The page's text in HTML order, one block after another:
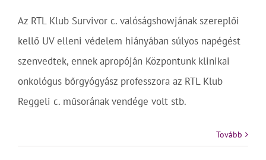
Az RTL Klub Survivor c. valóságshowjának szereplői
kellő UV elleni védelem hiányában súlyos napégést
szenvedtek, ennek apropóján Központunk klinikai
onkológus bőrgyógyász professzora az RTL Klub
Reggeli c. műsorának vendége volt stb.
Tovább